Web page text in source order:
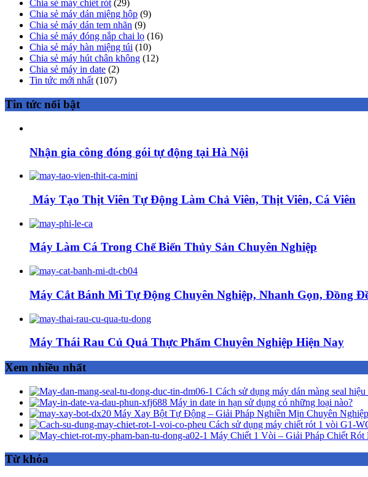
Chia sẻ máy chiết rót (29)
Chia sẻ máy dán miệng hộp (9)
Chia sẻ máy dán tem nhãn (9)
Chia sẻ máy đóng nắp chai lọ (16)
Chia sẻ máy hàn miệng túi (10)
Chia sẻ máy hút chân không (12)
Chia sẻ máy in date (2)
Tin tức mới nhất (107)
Tin tức nổi bật
Nhận gia công đóng gói tự động tại Hà Nội
Máy Tạo Thịt Viên Tự Động Làm Chả Viên, Thịt Viên, Cá Viên
Máy Làm Cá Trong Chế Biến Thủy Sản Chuyên Nghiệp
Máy Cắt Bánh Mì Tự Động Chuyên Nghiệp, Nhanh Gọn, Đồng
Máy Thái Rau Củ Quả Thực Phẩm Chuyên Nghiệp Hiện Nay
Xem nhiều nhất
Cách sử dụng máy dán màng seal hiệu
Máy in date in hạn sử dụng có những loại nào?
Máy Xay Bột Tự Động – Giải Pháp Nghiền Mịn Chuyên
Cách sử dụng máy chiết rót 1 vòi G1-
Máy Chiết 1 Vòi – Giải Pháp Chiết
Từ khóa